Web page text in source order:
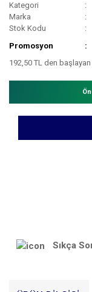
Kategori
Marka
Stok Kodu
Promosyon
192,50 TL den
Sıkça